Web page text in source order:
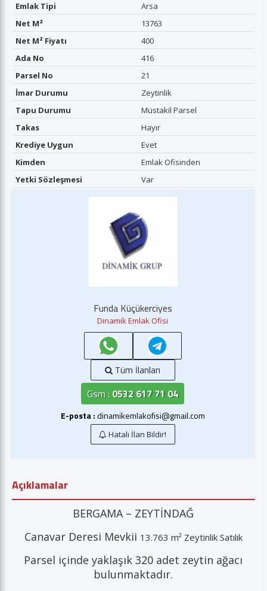
Emlak Tipi
Arsa
Net M²
13763
Net M² Fiyatı
400
Ada No
416
Parsel No
21
İmar Durumu
Zeytinlik
Tapu Durumu
Müstakil Parsel
Takas
Hayır
Krediye Uygun
Evet
Kimden
Emlak Ofisinden
Yetki Sözleşmesi
Var
Funda Küçükerciyes
Dinamik Emlak Ofisi
Tüm İlanları
Gsm :0532 617 71 04
E-posta :dinamikemlakofisi@gmail.com
Hatalı İlan Bildir!
Açıklamalar
BERGAMA – ZEYTİNDAĞ
Canavar Deresi Mevkii 13.763 m² Zeytinlik Satılık
Parsel içinde yaklaşık 320 adet zeytin ağacı
bulunmaktadır.